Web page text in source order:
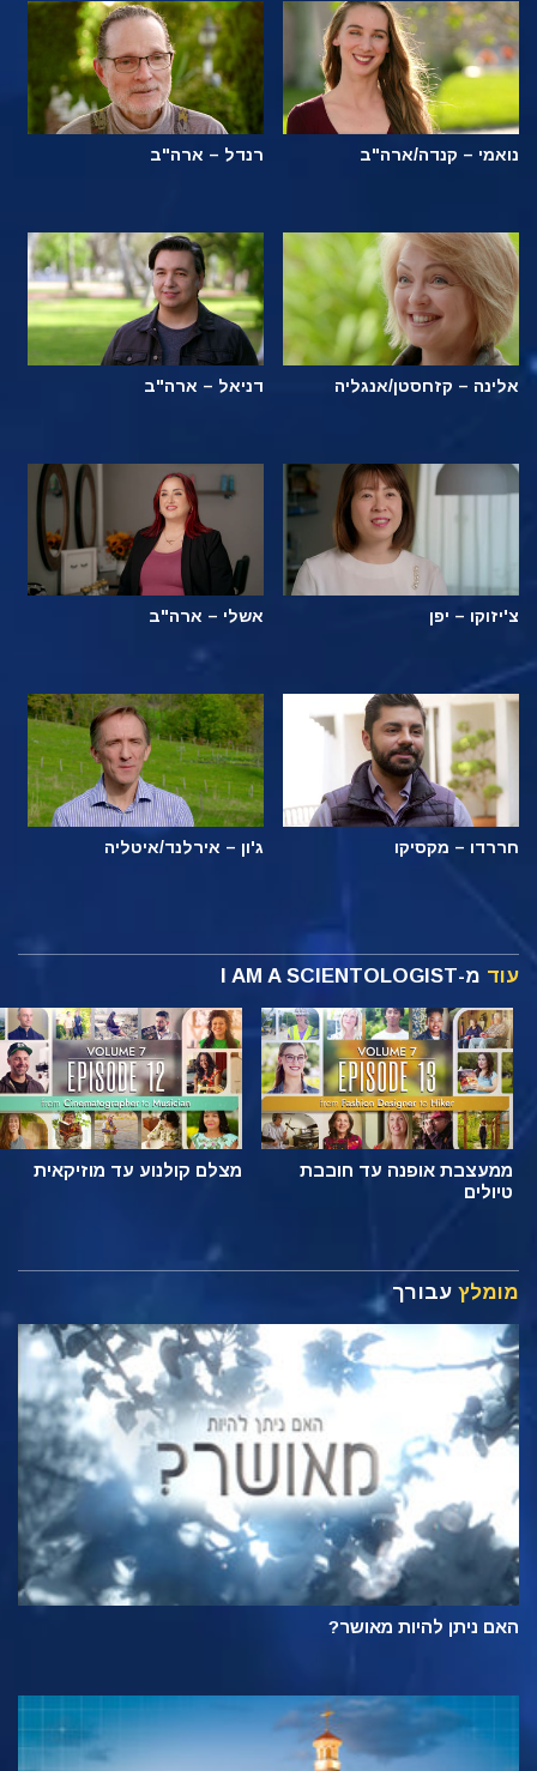
נואמי – קנדה/ארה"ב רנדל – ארה"ב
אלינה – קזחסטן/אנגליה דניאל – ארה"ב
צ'יזוקו – יפן אשלי – ארה"ב
חררדו – מקסיקו ג'ון – אירלנד/איטליה
עוד מ-I AM A SCIENTOLOGIST
ממעצבת אופנה עד חובבת
טיולים
מצלם קולנוע עד מוזיקאית
מומלץ עבורך
האם ניתן להיות מאושר?